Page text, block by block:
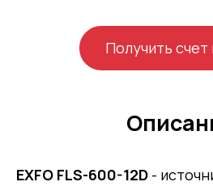
Получить счет
EXFO FLS-600-12D -